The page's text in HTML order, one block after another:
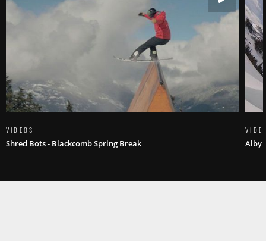
VIDEOS
Shred Bots - Blackcomb Spring Break Alby